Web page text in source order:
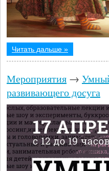
Читать дальше »
Мероприятия →
развивающего досуга